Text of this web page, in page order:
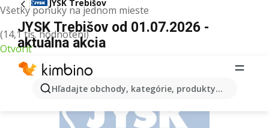
Všetky ponuky na jednom mieste
(14,1 tis. hodnotení)
Otvoriť
Hľadajte obchody, kategórie, produkty...
JYSK Trebišov
JYSK Trebišov od 01.07.2026 -
aktuálna akcia